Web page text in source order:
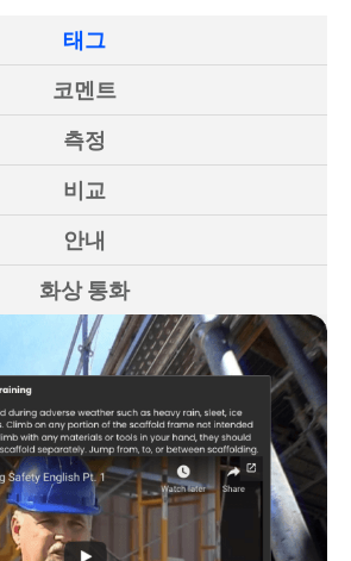
태그
코멘트
측정
비교
안내
화상 통화